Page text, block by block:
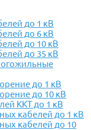
до 1 кВ
до 6 кВ
до 10 кВ
до 35 кВ
до 1 кВ
до 10 кВ
ККТ до 1 кВ
кабелей до 1 кВ
кабелей до 10